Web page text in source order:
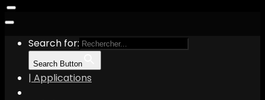
Search for:
Search Button
| Applications